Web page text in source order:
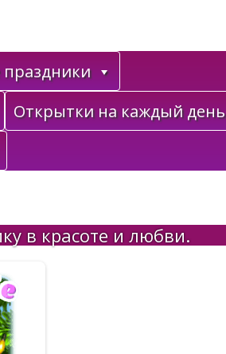
Открытки на каждый день
в красоте и любви.